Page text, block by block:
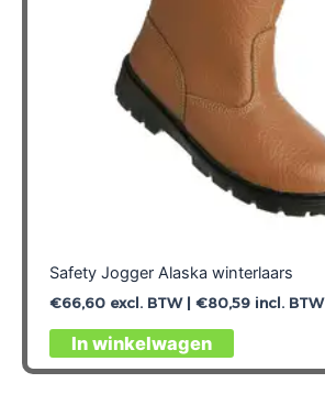
Safety Jogger Alaska winterlaars
€66,60excl. BTW | €80,59incl. BTW
In winkelwagen
Dit
product